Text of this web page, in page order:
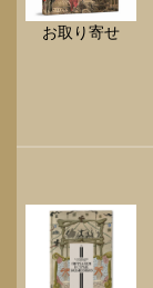
お取り寄せ